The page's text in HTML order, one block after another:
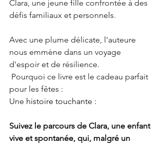
Clara, une jeune fille confrontée à des
défis familiaux et personnels.
Avec une plume délicate, l'auteure
nous emmène dans un voyage
d'espoir et de résilience.
Pourquoi ce livre est le cadeau parfait
pour les fêtes :
Une histoire touchante :
Suivez le parcours de Clara, une enfant
vive et spontanée, qui, malgré un